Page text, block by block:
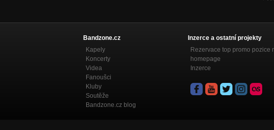
Bandzone.cz
Kapely
Koncerty
Videa
Fanoušci
Kluby
Soutěže
Bandzone.cz blog
Inzerce a ostatní projekty
Rezervace top promo pozice
homepage
Inzerce